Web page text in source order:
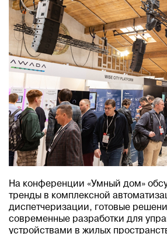
На конференции «Умный дом»
тренды в комплексной
диспетчеризации, готовые
современные разработки для
устройствами в жилых